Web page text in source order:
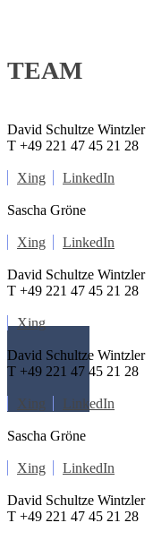
TEAM
David Schultze Wintzler
T +49 221 47 45 21 28
Xing LinkedIn
Sascha Gröne
Xing LinkedIn
David Schultze Wintzler
T +49 221 47 45 21 28
Xing
David Schultze Wintzler
T +49 221 47 45 21 28
Xing LinkedIn
Sascha Gröne
Xing LinkedIn
David Schultze Wintzler
T +49 221 47 45 21 28